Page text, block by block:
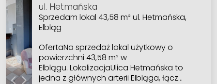
ul. Hetmańska
Sprzedam lokal 43,58 m² ul. Hetmańska,
Elbląg
OfertaNa sprzedaż lokal użytkowy o
powierzchni 43,58 m² w
Elblągu. LokalizacjaUlica Hetmańska to
jedna z głównych arterii Elbląga, łącz…